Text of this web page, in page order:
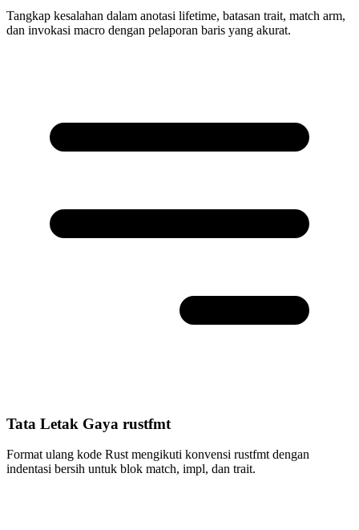
Tangkap kesalahan dalam anotasi lifetime, batasan trait, match arm,
dan invokasi macro dengan pelaporan baris yang akurat.
Tata Letak Gaya rustfmt
Format ulang kode Rust mengikuti konvensi rustfmt dengan
indentasi bersih untuk blok match, impl, dan trait.